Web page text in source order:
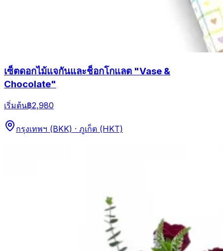
เซ็ตดอกไม้แจกันและช็อกโกแลต "Vase &
Chocolate"
เริ่มต้น฿2,980
กรุงเทพฯ (BKK) · ภูเก็ต (HKT)